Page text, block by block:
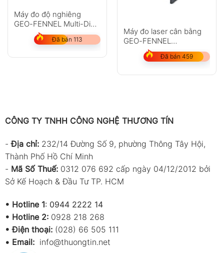
Máy đo độ nghiêng
GEO-FENNEL Multi-Digit
Đã bán 113
Máy đo laser cân bằng
GEO-FENNEL
DuoCrossPointer3 HP
Đã bán 459
CÔNG TY TNHH CÔNG NGHỆ THƯƠNG TÍN
-Địa chỉ: 232/14 Đường Số 9, phường Thông Tây Hội,
Thành Phố Hồ Chí Minh
- Mã Số Thuế: 0312 076 692 cấp ngày 04/12/2012 bởi
Sở Kế Hoạch & Đầu Tư TP. HCM
• Hotline 1: 0944 2222 14
• Hotline 2: 0928 218 268
• Điện thoại: (028) 66 505 111
• Email: info@thuongtin.net